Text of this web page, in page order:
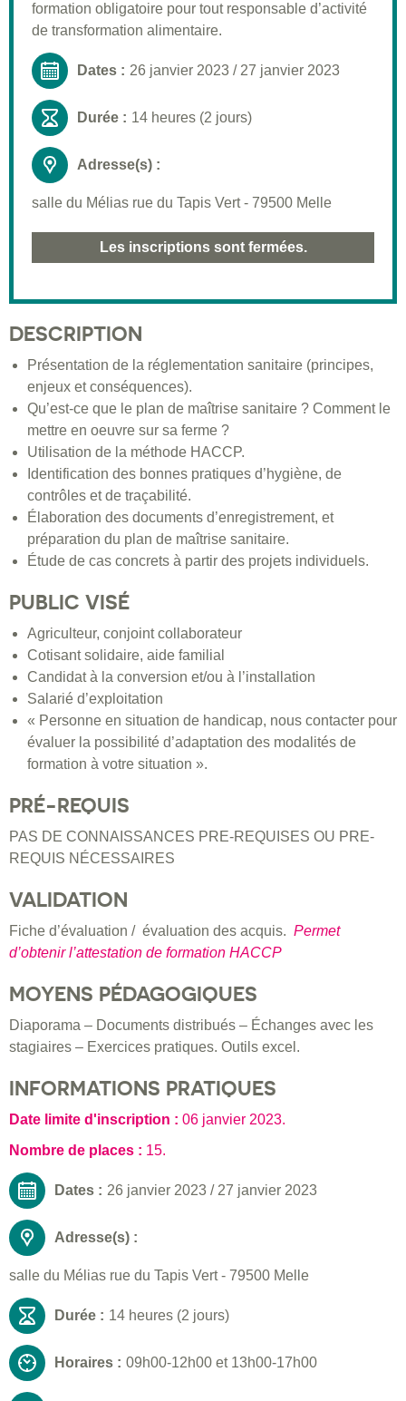
Informations pratiques
formation obligatoire pour tout responsable d’activité
de transformation alimentaire.
Dates : 26 janvier 2023 / 27 janvier 2023
Durée : 14 heures (2 jours)
Adresse(s) :
salle du Mélias rue du Tapis Vert - 79500 Melle
Les inscriptions sont fermées.
DESCRIPTION
Présentation de la réglementation sanitaire (principes,
enjeux et conséquences).
Qu’est-ce que le plan de maîtrise sanitaire ? Comment le
mettre en oeuvre sur sa ferme ?
Utilisation de la méthode HACCP.
Identification des bonnes pratiques d’hygiène, de
contrôles et de traçabilité.
Élaboration des documents d’enregistrement, et
préparation du plan de maîtrise sanitaire.
Étude de cas concrets à partir des projets individuels.
PUBLIC VISÉ
Agriculteur, conjoint collaborateur
Cotisant solidaire, aide familial
Candidat à la conversion et/ou à l’installation
Salarié d’exploitation
« Personne en situation de handicap, nous contacter pour
évaluer la possibilité d’adaptation des modalités de
formation à votre situation ».
PRÉ-REQUIS
PAS DE CONNAISSANCES PRE-REQUISES OU PRE-
REQUIS NÉCESSAIRES
VALIDATION
Fiche d’évaluation / évaluation des acquis. Permet
d’obtenir l’attestation de formation HACCP
MOYENS PÉDAGOGIQUES
Diaporama – Documents distribués – Échanges avec les
stagiaires – Exercices pratiques. Outils excel.
INFORMATIONS PRATIQUES
Date limite d'inscription : 06 janvier 2023.
Nombre de places : 15.
Dates : 26 janvier 2023 / 27 janvier 2023
Adresse(s) :
salle du Mélias rue du Tapis Vert - 79500 Melle
Durée : 14 heures (2 jours)
Horaires : 09h00-12h00 et 13h00-17h00